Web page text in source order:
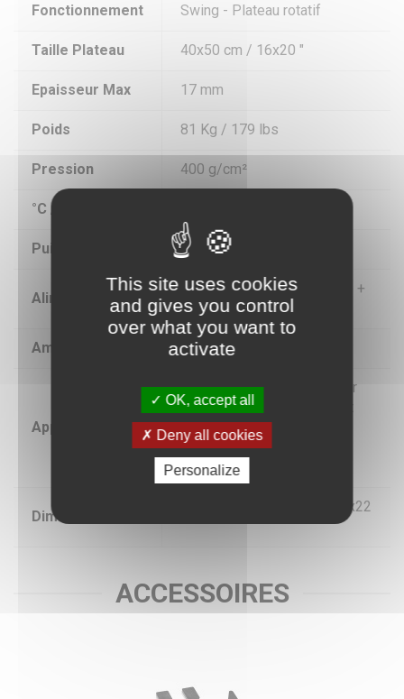
Fonctionnement Swing - Plateau rotatif
Taille Plateau 40x50 cm / 16x20 "
Epaisseur Max 17 mm
Poids 81 Kg / 179 lbs
Pression 400 g/cm²
°C / °F Max
Puissance 2200W
Alimentation
240 V Monophasé + Neutre +
Terre
Ampérage 10A
Applications
Flex, Impression directe sur
textile, Sublimation Support
Rigide, Sublimation Textile,
Transfert Laser, Transfert
Sérigraphique
Dimensions
621x847x572 mm / 24x33x22
"
ACCESSOIRES
This site uses cookies
and gives you control
over what you want to
activate
OK, accept all
Deny all cookies
Personalize